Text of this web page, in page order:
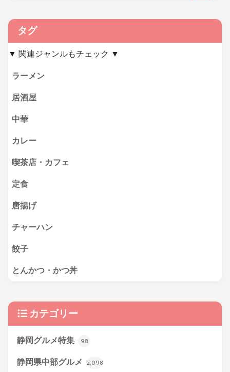
タグ
▼ 関連ジャンルもチェック ▼
ラーメン
居酒屋
中華
カレー
喫茶店・カフェ
定食
唐揚げ
チャーハン
餃子
とんかつ・かつ丼
カテゴリー
静岡グルメ特集 98
静岡県中部グルメ 2,098